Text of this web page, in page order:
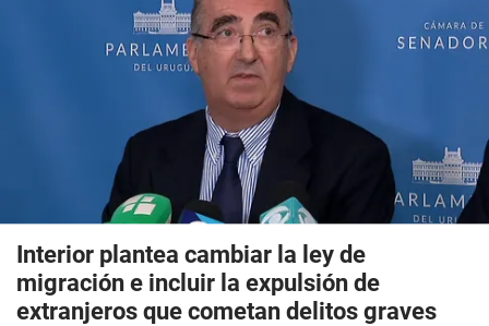
Interior plantea cambiar la ley de
migración e incluir la expulsión de
extranjeros que cometan delitos graves